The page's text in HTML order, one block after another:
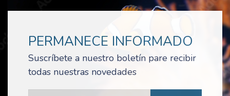
PERMANECE INFORMADO
Suscríbete a nuestro boletín pare recibir
todas nuestras novedades